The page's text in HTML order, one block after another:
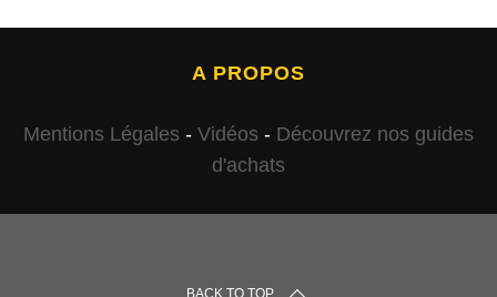
A PROPOS
Mentions Légales - Vidéos - Découvrez nos guides
d'achats
BACK TO TOP